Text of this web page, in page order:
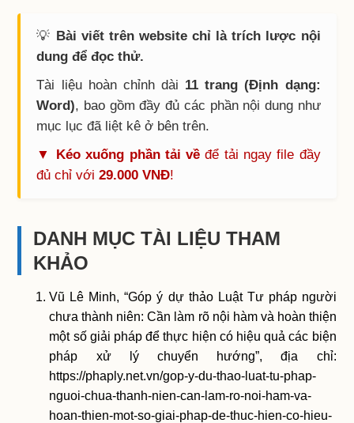
💡 Bài viết trên website chỉ là trích lược nội
dung để đọc thử.
Tài liệu hoàn chỉnh dài 11 trang (Định dạng:
Word), bao gồm đầy đủ các phần nội dung như
mục lục đã liệt kê ở bên trên.
▼ Kéo xuống phần tải về để tải ngay file đầy
đủ chỉ với29.000 VNĐ!
DANH MỤC TÀI LIỆU THAM
KHẢO
Vũ Lê Minh, “Góp ý dự thảo Luật Tư pháp người
chưa thành niên: Cần làm rõ nội hàm và hoàn thiện
một số giải pháp để thực hiện có hiệu quả các biện
pháp xử lý chuyển hướng”, địa chỉ:
https://phaply.net.vn/gop-y-du-thao-luat-tu-phap-
nguoi-chua-thanh-nien-can-lam-ro-noi-ham-va-
hoan-thien-mot-so-giai-phap-de-thuc-hien-co-hieu-